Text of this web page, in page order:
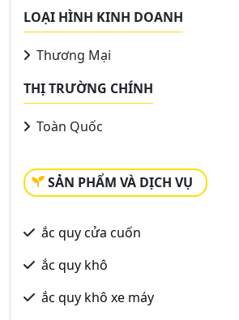
LOẠI HÌNH KINH DOANH
Thương Mại
THỊ TRƯỜNG CHÍNH
Toàn Quốc
SẢN PHẨM VÀ DỊCH VỤ
ắc quy cửa cuốn
ắc quy khô
ắc quy khô xe máy